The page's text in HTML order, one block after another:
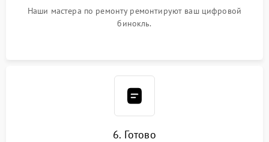
Наши мастера по ремонту ремонтируют ваш цифровой
бинокль.
6. Готово